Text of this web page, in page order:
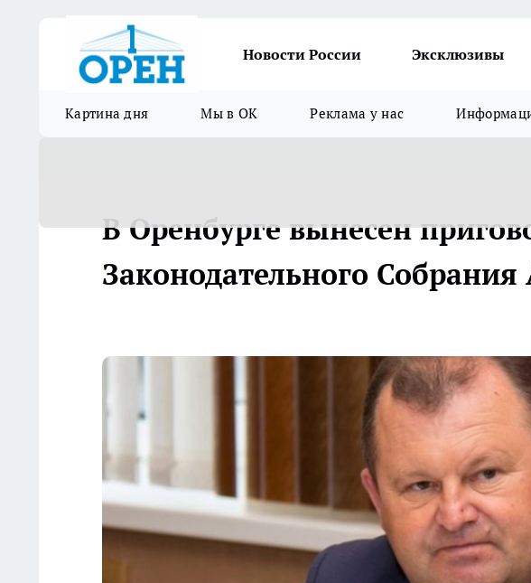
Новости России Эксклюзивы
Картина дня Мы в ОК Реклама у нас
В Оренбурге вынесен
Законодательного Собрания